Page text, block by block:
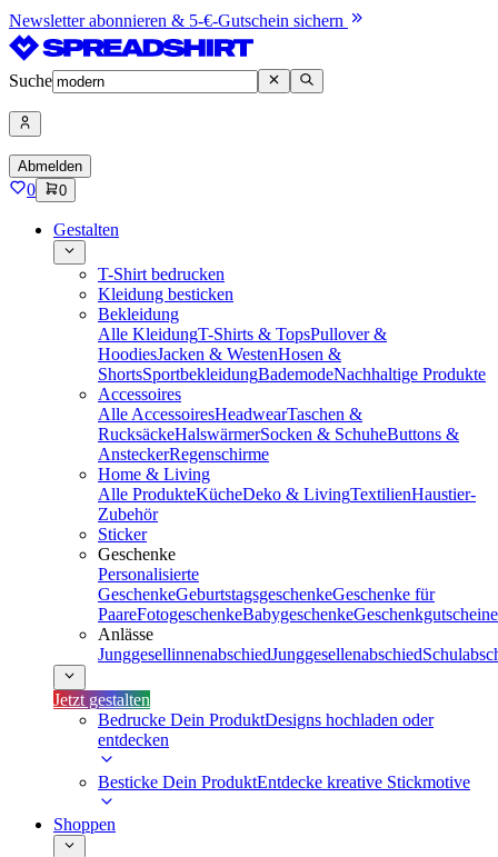
Newsletter abonnieren & 5-€-Gutschein sichern
Suche
Abmelden
0 0
Gestalten
T-Shirt bedrucken
Kleidung besticken
Bekleidung
Alle KleidungT-Shirts & TopsPullover &
HoodiesJacken & WestenHosen &
ShortsSportbekleidungBademodeNachhaltige Produkte
Accessoires
Alle AccessoiresHeadwearTaschen &
RucksäckeHalswärmerSocken & SchuheButtons &
AnsteckerRegenschirme
Home & Living
Alle ProdukteKücheDeko & LivingTextilienHaustier-
Zubehör
Sticker
Geschenke
Personalisierte
GeschenkeGeburtstagsgeschenkeGeschenke für
PaareFotogeschenkeBabygeschenkeGeschenkgutscheine
Anlässe
JunggesellinnenabschiedJunggesellenabschied
Jetzt gestalten
Bedrucke Dein ProduktDesigns hochladen oder
entdecken
Besticke Dein ProduktEntdecke kreative Stickmotive
Shoppen